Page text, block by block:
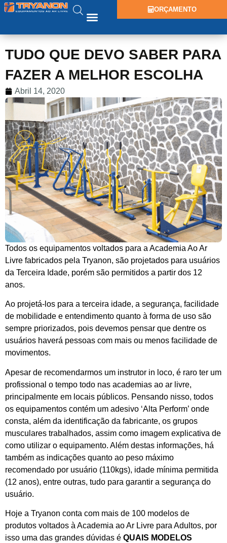
ORÇAMENTO
TUDO QUE DEVO SABER PARA
FAZER A MELHOR ESCOLHA
Abril 14, 2020
Todos os equipamentos voltados para a Academia Ao Ar
Livre fabricados pela Tryanon, são projetados para usuários
da Terceira Idade, porém são permitidos a partir dos 12
anos.
Ao projetá-los para a terceira idade, a segurança, facilidade
de mobilidade e entendimento quanto à forma de uso são
sempre priorizados, pois devemos pensar que dentre os
usuários haverá pessoas com mais ou menos facilidade de
movimentos.
Apesar de recomendarmos um instrutor in loco, é raro ter um
profissional o tempo todo nas academias ao ar livre,
principalmente em locais públicos. Pensando nisso, todos
os equipamentos contém um adesivo ‘Alta Perform’ onde
consta, além da identificação da fabricante, os grupos
musculares trabalhados, assim como imagem explicativa de
como utilizar o equipamento. Além destas informações, há
também as indicações quanto ao peso máximo
recomendado por usuário (110kgs), idade mínima permitida
(12 anos), entre outras, tudo para garantir a segurança do
usuário.
Hoje a Tryanon conta com mais de 100 modelos de
produtos voltados à Academia ao Ar Livre para Adultos, por
isso uma das grandes dúvidas é QUAIS MODELOS